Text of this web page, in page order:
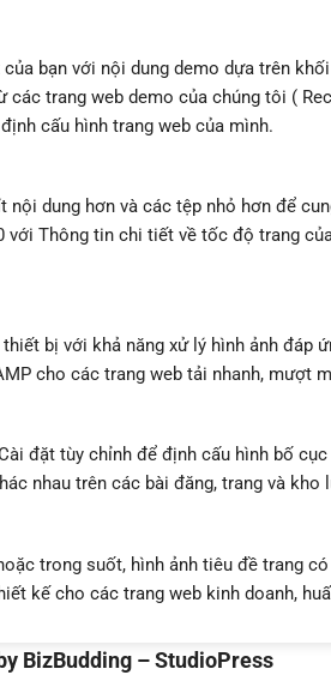
bạn với nội dung demo dựa trên
trang web demo của chúng tôi (
cấu hình trang web của mình.
nội dung hơn và các tệp nhỏ hơn để
Thông tin chi tiết về tốc độ trang
bị với khả năng xử lý hình ảnh đáp
cho các trang web tải nhanh, mượt
đặt tùy chỉnh để định cấu hình bố
nhau trên các bài đăng, trang và kho
trong suốt, hình ảnh tiêu đề trang
kế cho các trang web kinh doanh,
BizBudding – StudioPress